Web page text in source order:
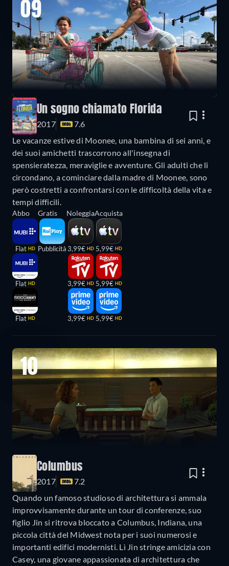
09
Un sogno chiamato Florida
2017
7.6
Le vacanze estive di Moonee, una bambina di sei anni, e
dei suoi amichetti trascorrono all'insegna di
spensieratezza, meraviglie e avventure. Gli adulti che li
circondano, a cominciare dalla madre di Moonee, sono
però costretti a confrontarsi con le difficoltà della vita e
tempi difficili.
Abbo
Flat HD
Flat HD
Flat HD
Gratis
Pubblicità
Noleggia
3,99€ HD
3,99€ HD
3,99€ HD
Acquista
5,99€ HD
5,99€ HD
5,99€ HD
10
Columbus
2017
7.2
Quando un famoso studioso di architettura si ammala
improvvisamente durante un tour di conferenze, suo
figlio Jin si ritrova bloccato a Columbus, Indiana, una
piccola città del Midwest nota per i suoi numerosi e
importanti edifici modernisti. Lì Jin stringe amicizia con
Casey, una giovane appassionata di architettura che